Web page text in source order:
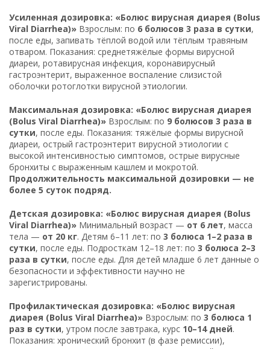
Усиленная дозировка: «Болюс вирусная диарея (Bolus
Viral Diarrhea)» Взрослым: по 6 болюсов 3 раза в сутки,
после еды, запивать тёплой водой или тёплым травяным
отваром. Показания: среднетяжёлые формы вирусной
диареи, ротавирусная инфекция, коронавирусный
гастроэнтерит, выраженное воспаление слизистой
оболочки ротоглотки вирусной этиологии.
Максимальная дозировка: «Болюс вирусная диарея
(Bolus Viral Diarrhea)» Взрослым: по 9 болюсов 3 раза в
сутки, после еды. Показания: тяжёлые формы вирусной
диареи, острый гастроэнтерит вирусной этиологии с
высокой интенсивностью симптомов, острые вирусные
бронхиты с выраженным кашлем и мокротой.
Продолжительность максимальной дозировки — не
более 5 суток подряд.
Детская дозировка: «Болюс вирусная диарея (Bolus
Viral Diarrhea)» Минимальный возраст — от 6 лет, масса
тела — от 20 кг. Детям 6–11 лет: по 3 болюса 1–2 раза в
сутки, после еды. Подросткам 12–18 лет: по 3 болюса 2–3
раза в сутки, после еды. Для детей младше 6 лет данные о
безопасности и эффективности научно не
зарегистрированы.
Профилактическая дозировка: «Болюс вирусная
диарея (Bolus Viral Diarrhea)» Взрослым: по 3 болюса 1
раз в сутки, утром после завтрака, курс 10–14 дней.
Показания: хронический бронхит (в фазе ремиссии),